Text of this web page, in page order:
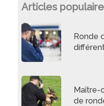
Articles
Ronde
Maître-
de